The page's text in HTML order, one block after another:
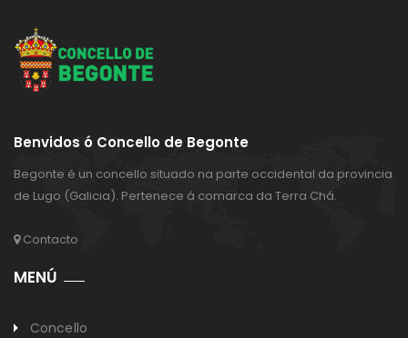
Benvidos ó Concello de Begonte
Begonte é un concello situado na parte occidental da provincia
de Lugo (Galicia). Pertenece á comarca da Terra Chá.
Contacto
MENÚ
Concello